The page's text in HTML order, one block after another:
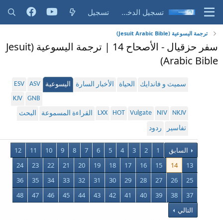
تسجيل الدخول تسجيل
ترجمة اليسوعية (Jesuit Arabic Bible)
سفر حزقيال - الأصحاح 14 | ترجمة اليسوعية (Jesuit
Arabic Bible)
سميث و فاندايك الحياة الأخبار السارة اليسوعية ASV
ESV
GNB
KJV
NKJV
NIV
Vulgate
HOT
LXX القراءة المسموعة
البحث
تفاسير
ردود
السابق 1
2
3
4
5
6
7
8
9
10
11
12
13
14
15
16
17
18
19
20
21
22
23
24
25
26
27
28
29
30
31
32
33
34
35
36
37
38
39
40
41
42
43
44
45
46
47
48
التالي